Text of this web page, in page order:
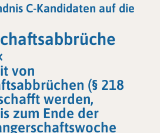
C-Kandidaten auf die
von
(§ 218
werden,
zum Ende der